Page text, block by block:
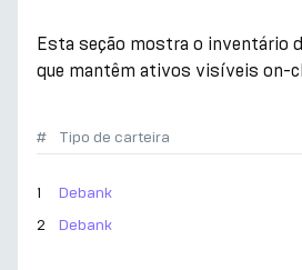
Esta seção mostra o inventário
que mantêm ativos visíveis on-
# Tipo de carteira
1 Debank
2
Debank